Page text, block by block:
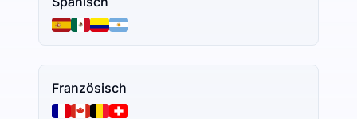
Französisch